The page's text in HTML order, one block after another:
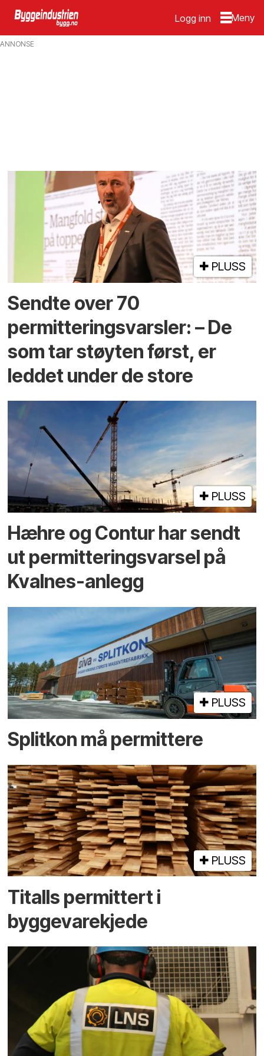
Logg inn
Emne:
ANNONSE
PLUSS
Sendte over 70
permitteringsvarsler: – De
som tar støyten først, er
leddet under de store
PLUSS
Hæhre og Contur har sendt
ut permitteringsvarsel på
Kvalnes-anlegg
PLUSS
Splitkon må permittere
PLUSS
Titalls permittert i
byggevarekjede